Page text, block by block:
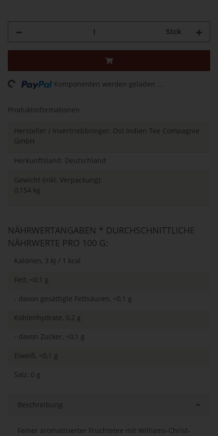
Stck
Komponenten werden geladen ...
Produktinformationen
Hersteller / Invertriebbringer: Ost Indien Tee Compagnie
GmbH
Herkunftsland: Deutschland
Gewicht (inkl. Verpackung):
0,154 kg
NÄHRWERTANGABEN * DURCHSCHNITTLICHE
NÄHRWERTE PRO 100 G:
Kalorien, 3 kJ / 1 kcal
Fett, <0,1 g
- davon gesättigte Fettsäuren, <0,1 g
Kohlenhydrate, 0,2 g
- davon Zucker, <0,1 g
Eiweiß, <0,1 g
Salz, 0 g
Beschreibung
Feiner aromatisierter Früchtetee mit Williams-Christ-